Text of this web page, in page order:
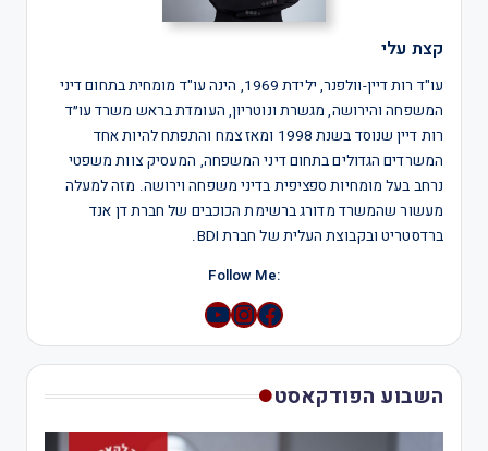
קצת עלי
עו"ד רות דיין-וולפנר, ילידת 1969, הינה עו"ד מומחית בתחום דיני
המשפחה והירושה, מגשרת ונוטריון, העומדת בראש משרד עו״ד
רות דיין שנוסד בשנת 1998 ומאז צמח והתפתח להיות אחד
המשרדים הגדולים בתחום דיני המשפחה, המעסיק צוות משפטי
נרחב בעל מומחיות ספציפית בדיני משפחה וירושה. מזה למעלה
מעשור שהמשרד מדורג ברשימת הכוכבים של חברת דן אנד
ברדסטריט ובקבוצת העלית של חברת BDI.
:Follow Me
Instagram
YouTube
השבוע הפודקאסט